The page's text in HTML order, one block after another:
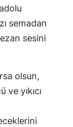
semadan
sesini
olsun,
yıkıcı